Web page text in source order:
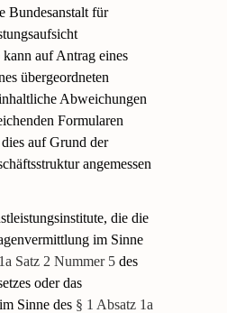
Bundesanstalt für
auf Antrag eines
übergeordneten
Abweichungen
Formularen
auf Grund der
angemessen
die die
im Sinne
Satz 2 Nummer 5 des
oder das
Sinne des § 1 Absatz 1a